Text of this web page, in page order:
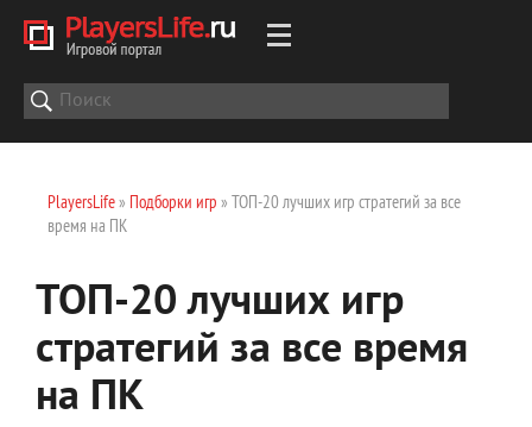
PlayersLife» Подборки игр » ТОП-20 лучших игр стратегий за все
время на ПК
ТОП-20 лучших игр
стратегий за все время
на ПК